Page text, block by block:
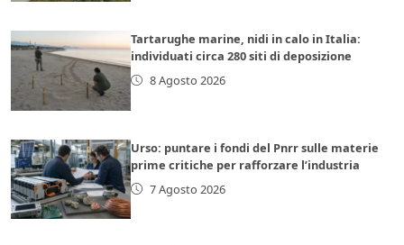
Tartarughe marine, nidi in calo in Italia:
individuati circa 280 siti di deposizione
8 Agosto 2026
Urso: puntare i fondi del Pnrr sulle materie
prime critiche per rafforzare l’industria
7 Agosto 2026